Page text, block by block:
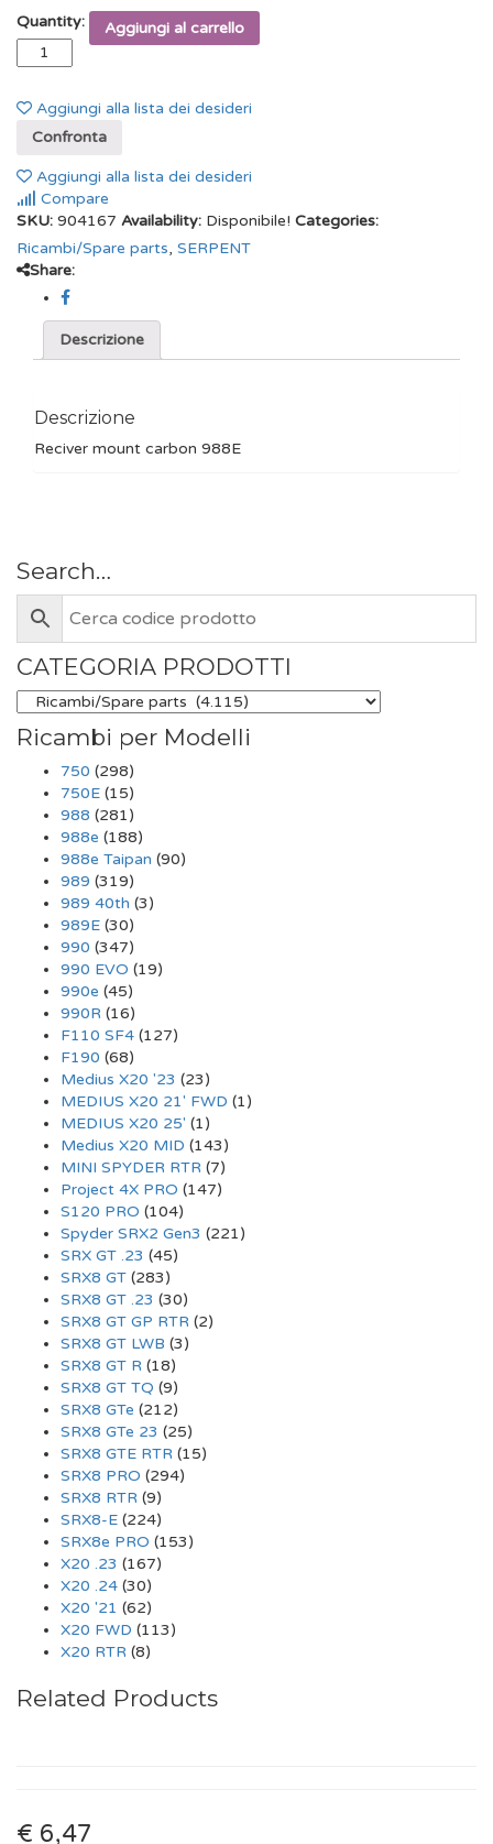
Quantity: Aggiungi al carrello
Aggiungi alla lista dei desideri
Confronta
Aggiungi alla lista dei desideri
Compare
SKU: 904167 Availability: Disponibile! Categories:
Ricambi/Spare parts, SERPENT
Share:
Descrizione
Descrizione
Reciver mount carbon 988E
Search…
CATEGORIA PRODOTTI
Ricambi per Modelli
750 (298)
750E (15)
988 (281)
988e (188)
988e Taipan (90)
989 (319)
989 40th (3)
989E (30)
990 (347)
990 EVO (19)
990e (45)
990R (16)
F110 SF4 (127)
F190 (68)
Medius X20 '23 (23)
MEDIUS X20 21' FWD (1)
MEDIUS X20 25' (1)
Medius X20 MID (143)
MINI SPYDER RTR (7)
Project 4X PRO (147)
S120 PRO (104)
Spyder SRX2 Gen3 (221)
SRX GT .23 (45)
SRX8 GT (283)
SRX8 GT .23 (30)
SRX8 GT GP RTR (2)
SRX8 GT LWB (3)
SRX8 GT R (18)
SRX8 GT TQ (9)
SRX8 GTe (212)
SRX8 GTe 23 (25)
SRX8 GTE RTR (15)
SRX8 PRO (294)
SRX8 RTR (9)
SRX8-E (224)
SRX8e PRO (153)
X20 .23 (167)
X20 .24 (30)
X20 '21 (62)
X20 FWD (113)
X20 RTR (8)
Related Products
€ 6,47